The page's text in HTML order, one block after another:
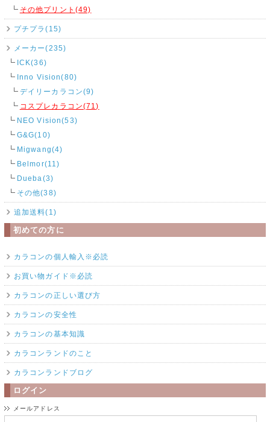
その他プリント(49)
プチプラ(15)
メーカー(235)
ICK(36)
Inno Vision(80)
デイリーカラコン(9)
コスプレカラコン(71)
NEO Vision(53)
G&G(10)
Migwang(4)
Belmor(11)
Dueba(3)
その他(38)
追加送料(1)
初めての方に
カラコンの個人輸入※必読
お買い物ガイド※必読
カラコンの正しい選び方
カラコンの安全性
カラコンの基本知識
カラコンランドのこと
カラコンランドブログ
ログイン
メールアドレス